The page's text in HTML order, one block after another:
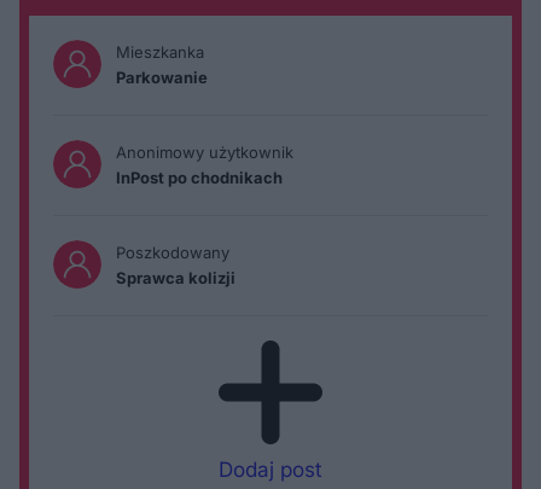
Mieszkanka
Parkowanie
Anonimowy użytkownik
InPost po chodnikach
Poszkodowany
Sprawca kolizji
Dodaj post